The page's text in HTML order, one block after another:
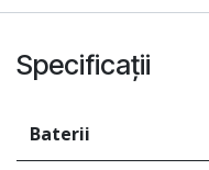
Specificații
Baterii